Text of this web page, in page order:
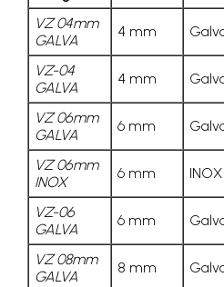
VZ 04mm
GALVA
4 mm
VZ-04
GALVA
4 mm
VZ 06mm
GALVA
6 mm
VZ 06mm
INOX
6 mm INOX
VZ-06
GALVA
6 mm
VZ 08mm
GALVA
8 mm